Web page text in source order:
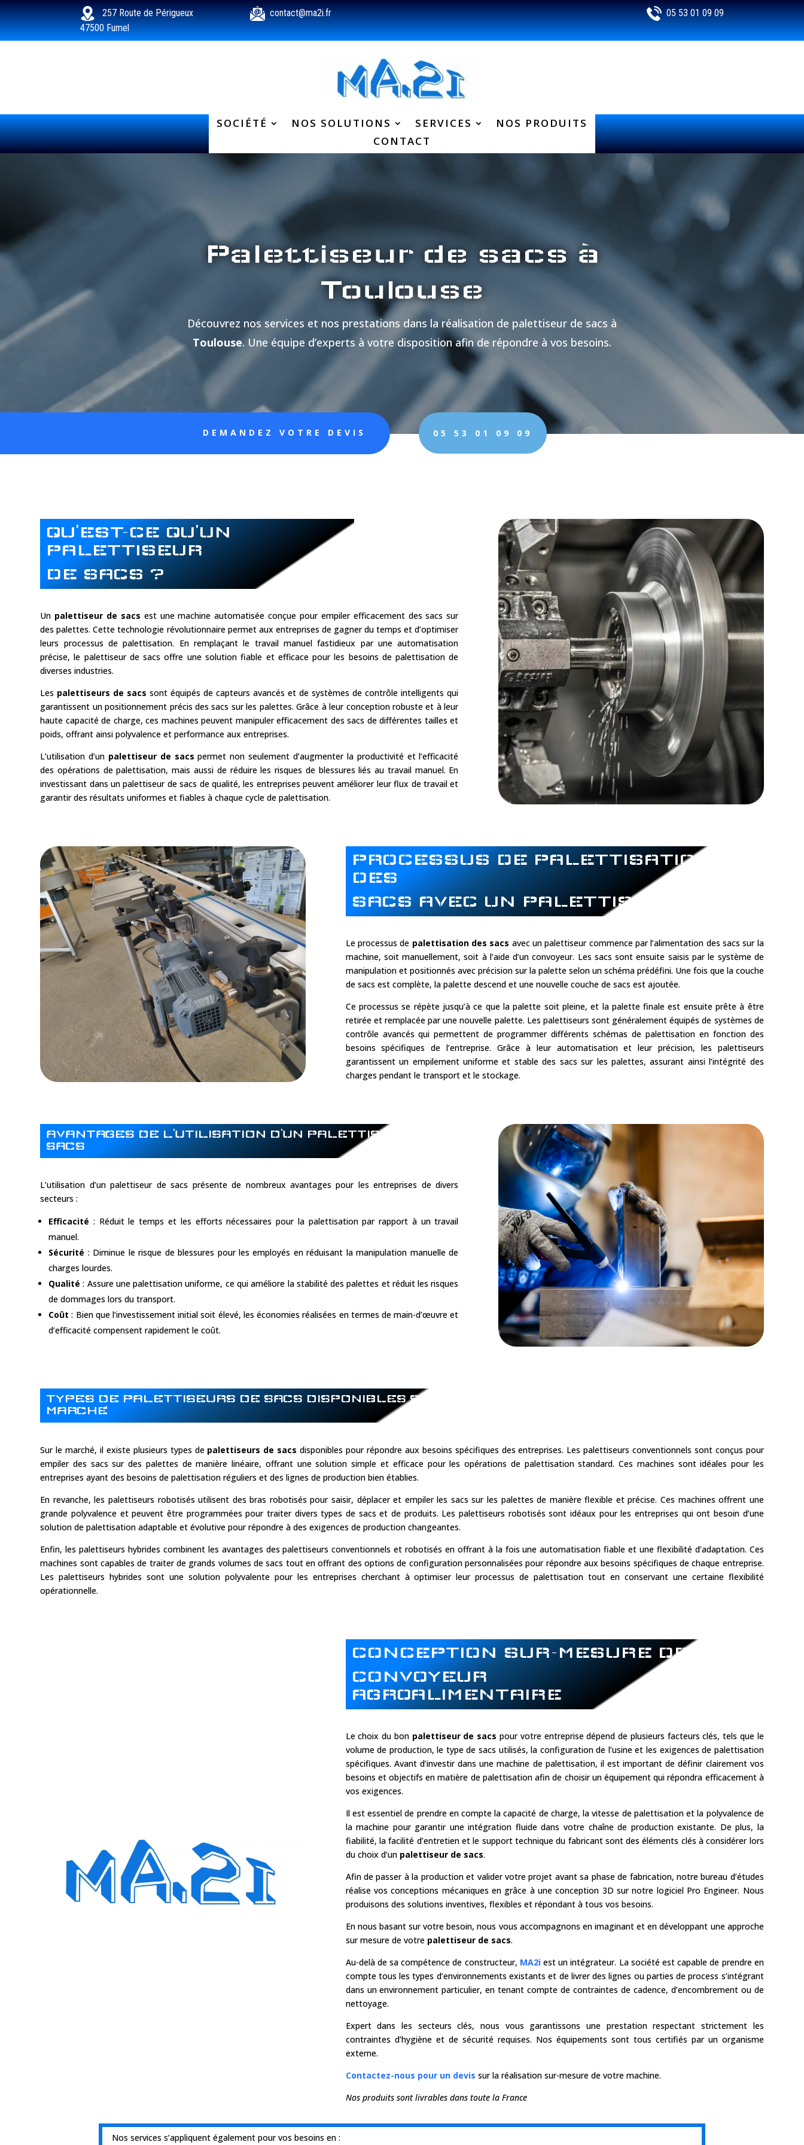
257 Route de Périgueux
47500 Fumel
contact@ma2i.fr 05 53 01 09 09
SOCIÉTÉ NOS SOLUTIONS SERVICES
NOS PRODUITS
CONTACT
Palettiseur de sacs à
Toulouse
Découvrez nos services et nos prestations dans la réalisation de palettiseur de sacs à
Toulouse. Une équipe d’experts à votre disposition afin de répondre à vos besoins.
DEMANDEZ VOTRE DEVIS 05 53 01 09 09
QU’EST-CE QU’UN
PALETTISEUR
DE SACS ?
Un palettiseur de sacs est une machine automatisée conçue pour empiler efficacement des sacs sur
des palettes. Cette technologie révolutionnaire permet aux entreprises de gagner du temps et d’optimiser
leurs processus de palettisation. En remplaçant le travail manuel fastidieux par une automatisation
précise, le palettiseur de sacs offre une solution fiable et efficace pour les besoins de palettisation de
diverses industries.
Les palettiseurs de sacs sont équipés de capteurs avancés et de systèmes de contrôle intelligents qui
garantissent un positionnement précis des sacs sur les palettes. Grâce à leur conception robuste et à leur
haute capacité de charge, ces machines peuvent manipuler efficacement des sacs de différentes tailles et
poids, offrant ainsi polyvalence et performance aux entreprises.
L’utilisation d’un palettiseur de sacs permet non seulement d’augmenter la productivité et l’efficacité
des opérations de palettisation, mais aussi de réduire les risques de blessures liés au travail manuel. En
investissant dans un palettiseur de sacs de qualité, les entreprises peuvent améliorer leur flux de travail et
garantir des résultats uniformes et fiables à chaque cycle de palettisation.
PROCESSUS DE PALETTISATION
DES
SACS AVEC UN PALETTISEUR
Le processus de palettisation des sacs avec un palettiseur commence par l’alimentation des sacs sur la
machine, soit manuellement, soit à l’aide d’un convoyeur. Les sacs sont ensuite saisis par le système de
manipulation et positionnés avec précision sur la palette selon un schéma prédéfini. Une fois que la couche
de sacs est complète, la palette descend et une nouvelle couche de sacs est ajoutée.
Ce processus se répète jusqu’à ce que la palette soit pleine, et la palette finale est ensuite prête à être
retirée et remplacée par une nouvelle palette. Les palettiseurs sont généralement équipés de systèmes de
contrôle avancés qui permettent de programmer différents schémas de palettisation en fonction des
besoins spécifiques de l’entreprise. Grâce à leur automatisation et leur précision, les palettiseurs
garantissent un empilement uniforme et stable des sacs sur les palettes, assurant ainsi l’intégrité des
charges pendant le transport et le stockage.
AVANTAGES DE L’UTILISATION D’UN PALETTISEUR DE
SACS
L’utilisation d’un palettiseur de sacs présente de nombreux avantages pour les entreprises de divers
secteurs :
Efficacité : Réduit le temps et les efforts nécessaires pour la palettisation par rapport à un travail
manuel.
Sécurité : Diminue le risque de blessures pour les employés en réduisant la manipulation manuelle de
charges lourdes.
Qualité : Assure une palettisation uniforme, ce qui améliore la stabilité des palettes et réduit les risques
de dommages lors du transport.
Coût : Bien que l’investissement initial soit élevé, les économies réalisées en termes de main-d’œuvre et
d’efficacité compensent rapidement le coût.
TYPES DE PALETTISEURS DE SACS DISPONIBLES SUR LE
MARCHÉ
Sur le marché, il existe plusieurs types de palettiseurs de sacs disponibles pour répondre aux besoins spécifiques des entreprises. Les palettiseurs conventionnels sont conçus pour
empiler des sacs sur des palettes de manière linéaire, offrant une solution simple et efficace pour les opérations de palettisation standard. Ces machines sont idéales pour les
entreprises ayant des besoins de palettisation réguliers et des lignes de production bien établies.
En revanche, les palettiseurs robotisés utilisent des bras robotisés pour saisir, déplacer et empiler les sacs sur les palettes de manière flexible et précise. Ces machines offrent une
grande polyvalence et peuvent être programmées pour traiter divers types de sacs et de produits. Les palettiseurs robotisés sont idéaux pour les entreprises qui ont besoin d’une
solution de palettisation adaptable et évolutive pour répondre à des exigences de production changeantes.
Enfin, les palettiseurs hybrides combinent les avantages des palettiseurs conventionnels et robotisés en offrant à la fois une automatisation fiable et une flexibilité d’adaptation. Ces
machines sont capables de traiter de grands volumes de sacs tout en offrant des options de configuration personnalisées pour répondre aux besoins spécifiques de chaque entreprise.
Les palettiseurs hybrides sont une solution polyvalente pour les entreprises cherchant à optimiser leur processus de palettisation tout en conservant une certaine flexibilité
opérationnelle.
CONCEPTION SUR-MESURE DE
CONVOYEUR
AGROALIMENTAIRE
Le choix du bon palettiseur de sacspour votre entreprise dépend de plusieurs facteurs clés, tels que le
volume de production, le type de sacs utilisés, la configuration de l’usine et les exigences de palettisation
spécifiques. Avant d’investir dans une machine de palettisation, il est important de définir clairement vos
besoins et objectifs en matière de palettisation afin de choisir un équipement qui répondra efficacement à
vos exigences.
Il est essentiel de prendre en compte la capacité de charge, la vitesse de palettisation et la polyvalence de
la machine pour garantir une intégration fluide dans votre chaîne de production existante. De plus, la
fiabilité, la facilité d’entretien et le support technique du fabricant sont des éléments clés à considérer lors
du choix d’un palettiseur de sacs.
Afin de passer à la production et valider votre projet avant sa phase de fabrication, notre bureau d’études
réalise vos conceptions mécaniques en grâce à une conception 3D sur notre logiciel Pro Engineer. Nous
produisons des solutions inventives, flexibles et répondant à tous vos besoins.
En nous basant sur votre besoin, nous vous accompagnons en imaginant et en développant une approche
sur mesure de votre palettiseur de sacs.
Au-delà de sa compétence de constructeur, MA2iest un intégrateur. La société est capable de prendre en
compte tous les types d’environnements existants et de livrer des lignes ou parties de process s’intégrant
dans un environnement particulier, en tenant compte de contraintes de cadence, d’encombrement ou de
nettoyage.
Expert dans les secteurs clés, nous vous garantissons une prestation respectant strictement les
contraintes d’hygiène et de sécurité requises. Nos équipements sont tous certifiés par un organisme
externe.
Contactez-nous pour un devis sur la réalisation sur-mesure de votre machine.
Nos produits sont livrables dans toute la France
Nos services s’appliquent également pour vos besoins en :